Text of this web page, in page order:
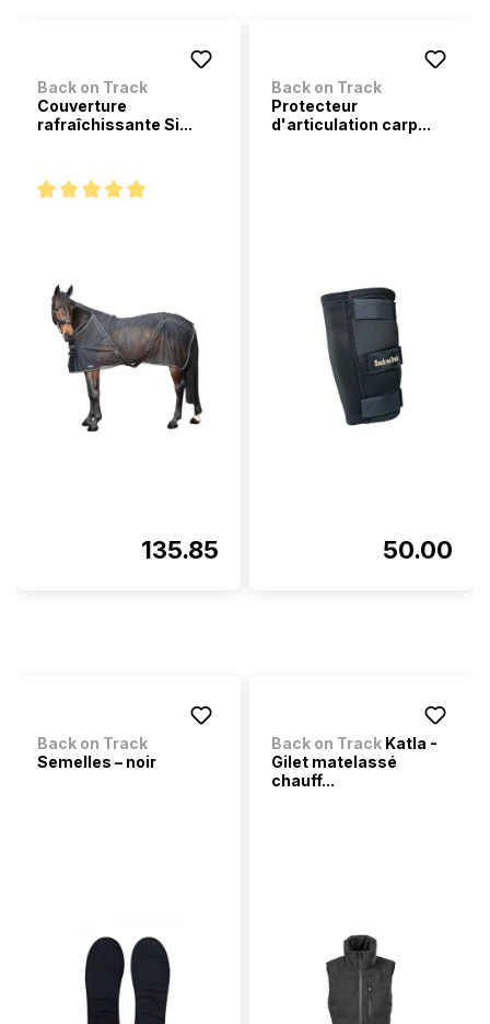
Back on Track
Couverture
rafraîchissante Si...
135.85
Back on Track
Protecteur
d'articulation carp...
50.00
Back on Track
Semelles – noir
Back on Track Katla -
Gilet matelassé
chauff...